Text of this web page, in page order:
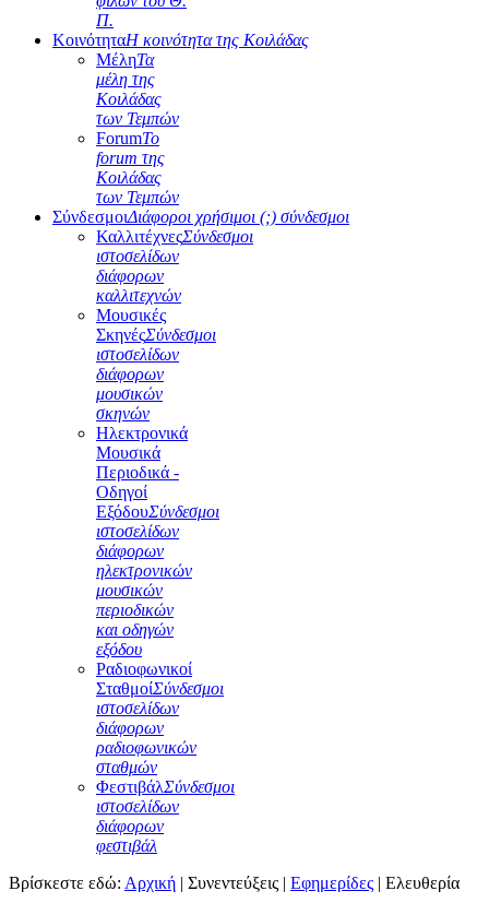
Π.
ΚοινότηταΗ κοινότητα της Κοιλάδας
ΜέληΤα
μέλη της
Κοιλάδας
των Τεμπών
ForumΤο
forum της
Κοιλάδας
των Τεμπών
ΣύνδεσμοιΔιάφοροι χρήσιμοι (;) σύνδεσμοι
ΚαλλιτέχνεςΣύνδεσμοι
ιστοσελίδων
διάφορων
καλλιτεχνών
Μουσικές
ΣκηνέςΣύνδεσμοι
ιστοσελίδων
διάφορων
μουσικών
σκηνών
Ηλεκτρονικά
Μουσικά
Περιοδικά -
Οδηγοί
ΕξόδουΣύνδεσμοι
ιστοσελίδων
διάφορων
ηλεκτρονικών
μουσικών
περιοδικών
και οδηγών
εξόδου
Ραδιοφωνικοί
ΣταθμοίΣύνδεσμοι
ιστοσελίδων
διάφορων
ραδιοφωνικών
σταθμών
ΦεστιβάλΣύνδεσμοι
ιστοσελίδων
διάφορων
φεστιβάλ
Βρίσκεστε εδώ: Αρχική | Συνεντεύξεις | Εφημερίδες | Ελευθερία